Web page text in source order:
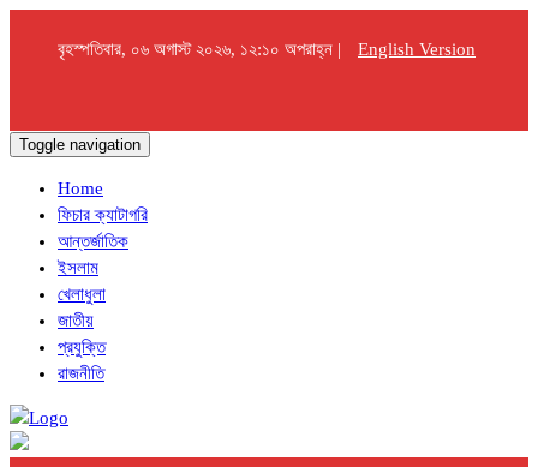
বৃহস্পতিবার, ০৬ অগাস্ট ২০২৬, ১২:১০ অপরাহ্ন | English Version
Toggle navigation
Home
ফিচার ক্যাটাগরি
আন্তর্জাতিক
ইসলাম
খেলাধুলা
জাতীয়
প্রযুক্তি
রাজনীতি